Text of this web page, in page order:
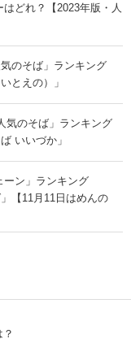
はどれ？【2023年版・人
のそば」ランキング
とえの）」
気のそば」ランキング
いいづか」
ーン」ランキング
【11月11日はめんの